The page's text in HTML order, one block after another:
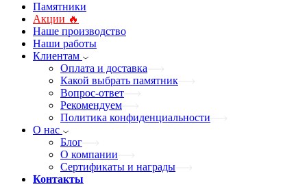
Памятники
Акции 🔥
Наше производство
Наши работы
Клиентам
Оплата и доставка
Какой выбрать памятник
Вопрос-ответ
Рекомендуем
Политика конфиденциальности
О нас
Блог
О компании
Сертификаты и награды
Контакты